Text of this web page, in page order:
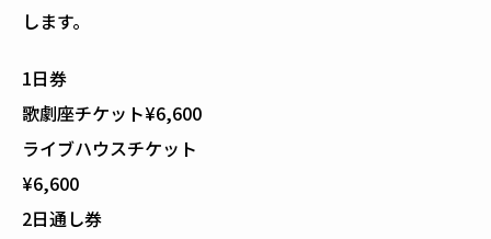
します。
1日券
歌劇座チケット¥6,600
ライブハウスチケット
¥6,600
2日通し券